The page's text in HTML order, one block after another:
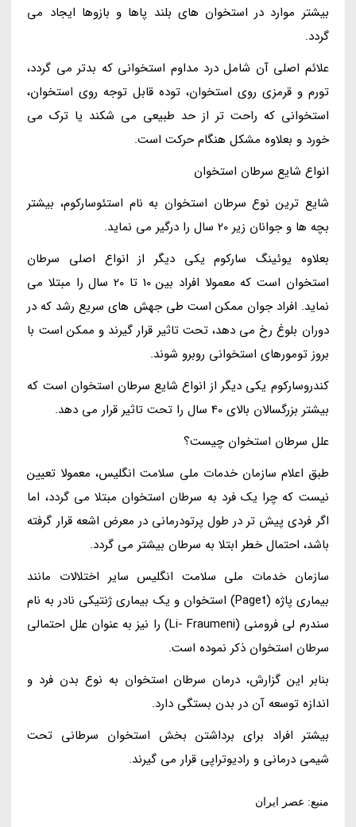
بیشتر موارد در استخوان های بلند پاها و بازوها ایجاد می
گردد.
علائم اصلی آن شامل درد مداوم استخوانی که بدتر می گردد،
تورم و قرمزی روی استخوان، توده قابل توجه روی استخوان،
استخوانی که راحت تر از حد طبیعی می شکند یا ترک می
خورد و بعلاوه مشکل هنگام حرکت است.
انواع شایع سرطان استخوان
شایع ترین نوع سرطان استخوان به نام استئوسارکوم، بیشتر
بچه ها و جوانان زیر 20 سال را درگیر می نماید.
بعلاوه یوئینگ سارکوم یکی دیگر از انواع اصلی سرطان
استخوان است که معمولا افراد بین 10 تا 20 سال را مبتلا می
نماید. افراد جوان ممکن است طی جهش های سریع رشد که در
دوران بلوغ رخ می دهد، تحت تاثیر قرار گیرند و ممکن است با
بروز تومورهای استخوانی روبرو شوند.
کندروسارکوم یکی دیگر از انواع شایع سرطان استخوان است که
بیشتر بزرگسالان بالای 40 سال را تحت تاثیر قرار می دهد.
علل سرطان استخوان چیست؟
طبق اعلام سازمان خدمات ملی سلامت انگلیس، معمولا تعیین
نیست که چرا یک فرد به سرطان استخوان مبتلا می گردد، اما
اگر فردی پیش تر در طول پرتودرمانی در معرض اشعه قرار گرفته
باشد، احتمال خطر ابتلا به سرطان بیشتر می گردد.
سازمان خدمات ملی سلامت انگلیس سایر اختلالات مانند
بیماری پاژه (Paget) استخوان و یک بیماری ژنتیکی نادر به نام
سندرم لی فرومنی (Li- Fraumeni) را نیز به عنوان علل احتمالی
سرطان استخوان ذکر نموده است.
بنابر این گزارش، درمان سرطان استخوان به نوع بدن فرد و
اندازه توسعه آن در بدن بستگی دارد.
بیشتر افراد برای برداشتن بخش استخوان سرطانی تحت
شیمی درمانی و رادیوتراپی قرار می گیرند.
منبع: عصر ایران